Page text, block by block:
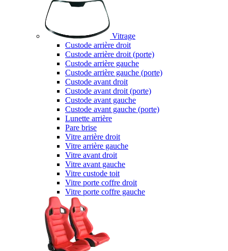
Vitrage
Custode arrière droit
Custode arrière droit (porte)
Custode arrière gauche
Custode arrière gauche (porte)
Custode avant droit
Custode avant droit (porte)
Custode avant gauche
Custode avant gauche (porte)
Lunette arrière
Pare brise
Vitre arrière droit
Vitre arrière gauche
Vitre avant droit
Vitre avant gauche
Vitre custode toit
Vitre porte coffre droit
Vitre porte coffre gauche